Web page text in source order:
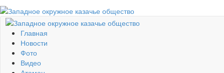
Главная
Новости
Фото
Видео